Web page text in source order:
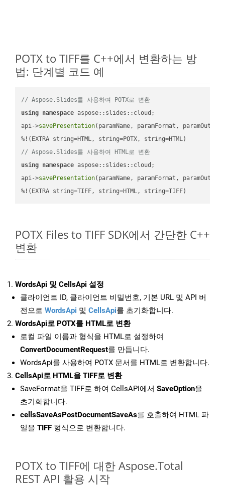
POTX to TIFF를 C++에서 변환하는 방
법: 단계별 코드 예
// Aspose.Slides를 사용하여 POTX로 변환
using namespace aspose::slides::cloud;
api->savePresentation(paramName, paramFormat,
// Aspose.Slides를 사용하여 HTML로 변환
using namespace aspose::slides::cloud;
api->savePresentation(paramName, paramFormat,
%!(EXTRA string=TIFF, string=HTML, string=TIFF)
POTX Files to TIFF SDK에서 간단한 C++
변환
WordsApi 및 CellsApi 설정
클라이언트 ID, 클라이언트 비밀번호, 기본 URL 및 API 버
전으로 WordsApi 및 CellsApi를 초기화합니다.
WordsApi로 POTX를 HTML로 변환
로컬 파일 이름과 형식을 HTML로 설정하여
ConvertDocumentRequest를 만듭니다.
WordsApi를 사용하여 POTX 문서를 HTML로 변환합니다.
CellsApi로 HTML을 TIFF로 변환
SaveFormat을 TIFF로 하여 CellsAPI에서 SaveOption을
초기화합니다.
cellsSaveAsPostDocumentSaveAs를 호출하여 HTML 파
일을 TIFF 형식으로 변환합니다.
POTX to TIFF에 대한 Aspose.Total
REST API 활용 시작